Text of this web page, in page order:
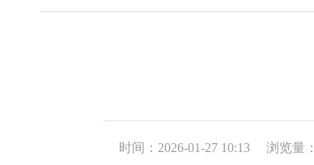
时间：2026-01-27 10:13 浏览量：